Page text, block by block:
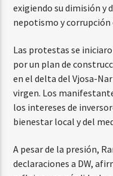
exigiendo su dimisión y
nepotismo y corrupción
Las protestas se
por un plan de
en el delta del Vjosa-
virgen. Los
los intereses de
bienestar local y del
A pesar de la presión,
declaraciones a DW,